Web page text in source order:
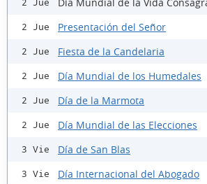
2 Jue
2 Jue Presentación del Señor
2 Jue Fiesta de la Candelaria
2 Jue Día Mundial de los Humedales
2 Jue Día de la Marmota
2 Jue Día Mundial de las Elecciones
3 Vie Día de San Blas
3 Vie Día Internacional del Abogado